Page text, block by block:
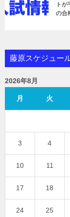
ト
の合
藤原スケジュー
2026年8月
月 火
3 4
10 11
17 18
24 25